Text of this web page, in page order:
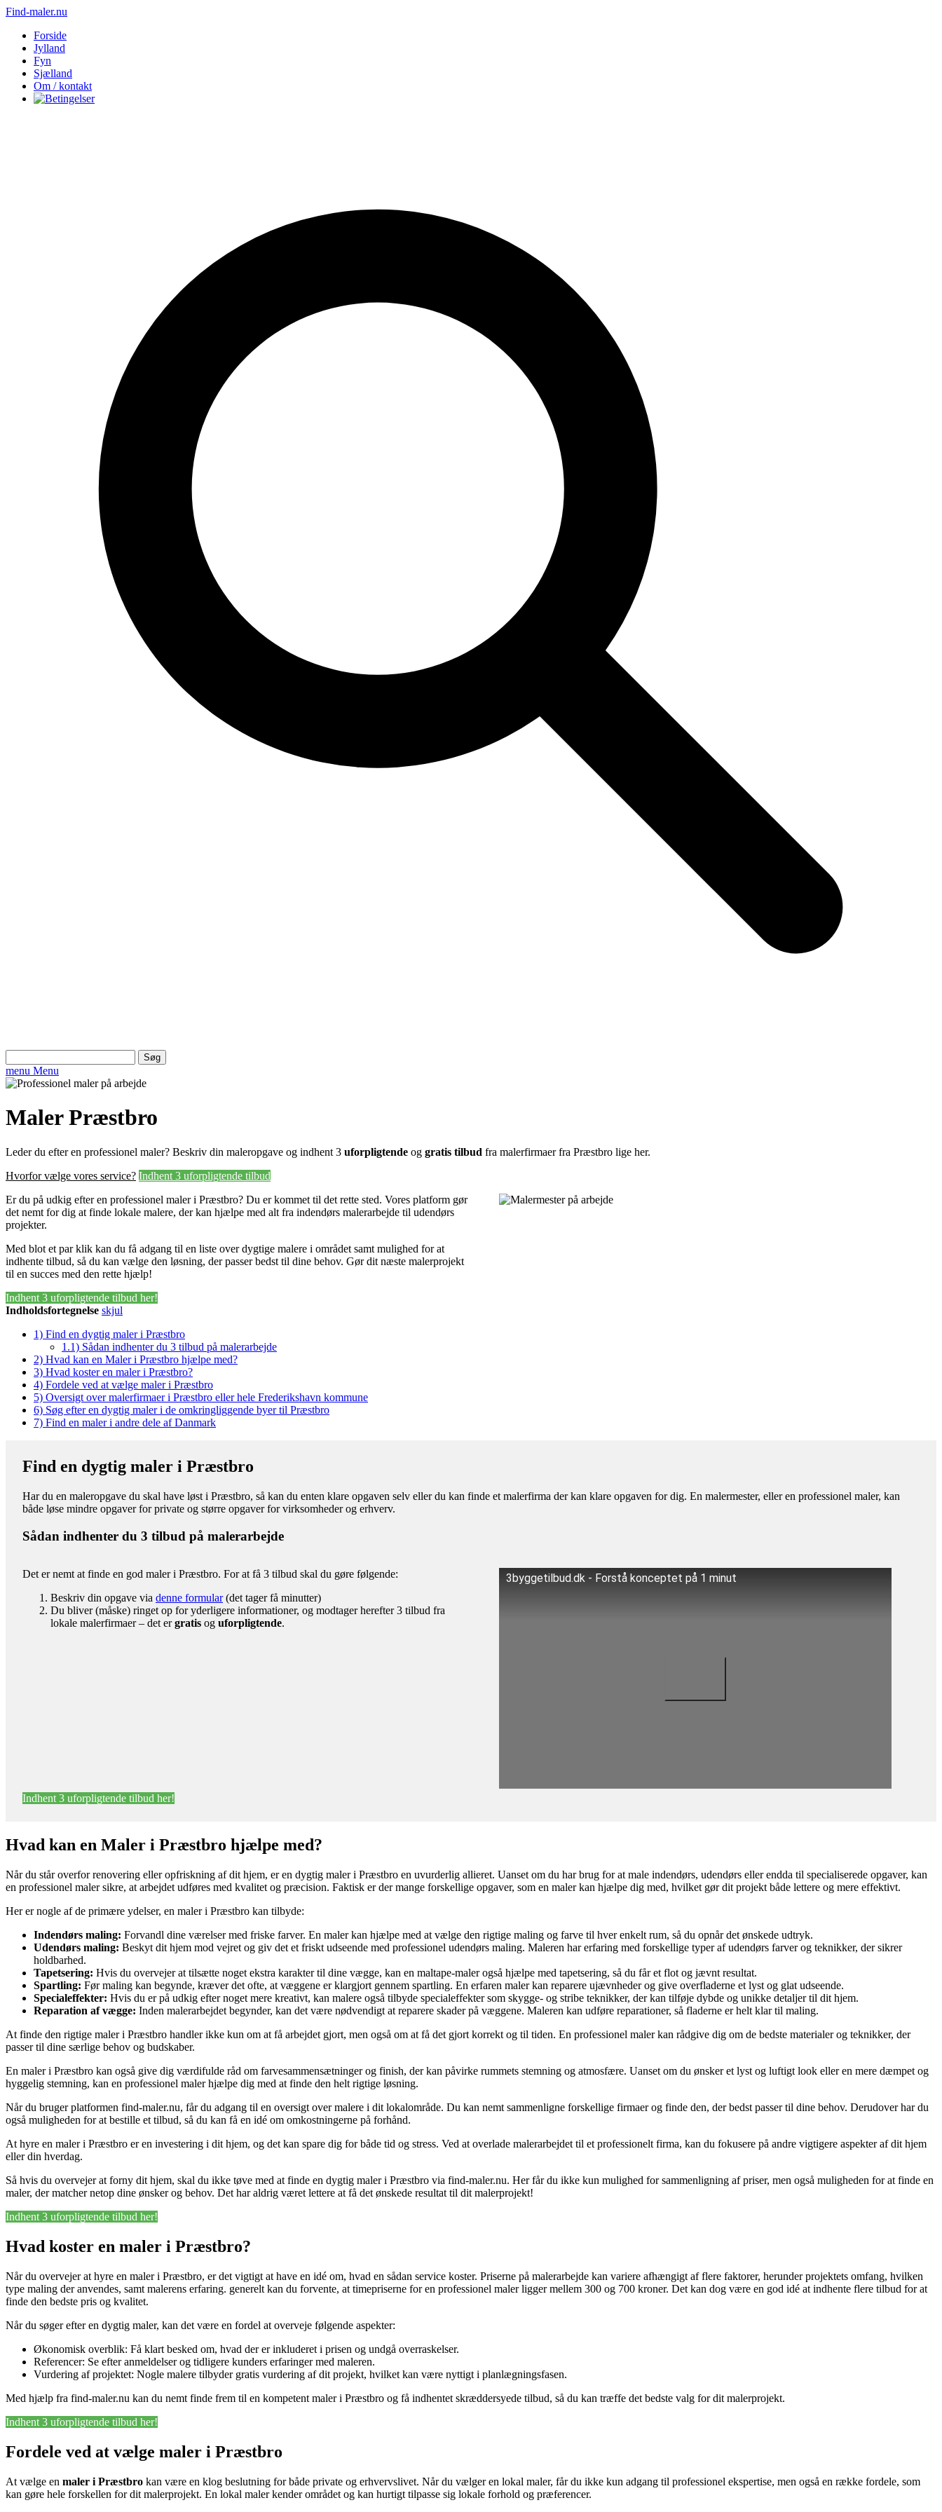
Find-maler.nu
Forside
Jylland
Fyn
Sjælland
Om / kontakt
efter:
menu Menu
Maler Præstbro
Leder du efter en professionel maler? Beskriv din maleropgave og indhent 3 uforpligtende og gratis tilbud fra malerfirmaer fra Præstbro lige her.
Hvorfor vælge vores service? Indhent 3 uforpligtende tilbud
Er du på udkig efter en professionel maler i Præstbro? Du er kommet til det rette sted. Vores platform gør
det nemt for dig at finde lokale malere, der kan hjælpe med alt fra indendørs malerarbejde til udendørs
projekter.
Med blot et par klik kan du få adgang til en liste over dygtige malere i området samt mulighed for at
indhente tilbud, så du kan vælge den løsning, der passer bedst til dine behov. Gør dit næste malerprojekt
til en succes med den rette hjælp!
Indhent 3 uforpligtende tilbud her!
Indholdsfortegnelse skjul
1) Find en dygtig maler i Præstbro
1.1) Sådan indhenter du 3 tilbud på malerarbejde
2) Hvad kan en Maler i Præstbro hjælpe med?
3) Hvad koster en maler i Præstbro?
4) Fordele ved at vælge maler i Præstbro
5) Oversigt over malerfirmaer i Præstbro eller hele Frederikshavn kommune
6) Søg efter en dygtig maler i de omkringliggende byer til Præstbro
7) Find en maler i andre dele af Danmark
Find en dygtig maler i Præstbro
Har du en maleropgave du skal have løst i Præstbro, så kan du enten klare opgaven selv eller du kan finde et malerfirma der kan klare opgaven for dig. En malermester, eller en professionel maler, kan
både løse mindre opgaver for private og større opgaver for virksomheder og erhverv.
Sådan indhenter du 3 tilbud på malerarbejde
Det er nemt at finde en god maler i Præstbro. For at få 3 tilbud skal du gøre følgende:
Beskriv din opgave via denne formular(det tager få minutter)
Du bliver (måske) ringet op for yderligere informationer, og modtager herefter 3 tilbud fra
lokale malerfirmaer – det ergratis og uforpligtende.
3byggetilbud.dk - Forstå konceptet på 1 minut
Indhent 3 uforpligtende tilbud her!
Hvad kan en Maler i Præstbro hjælpe med?
Når du står overfor renovering eller opfriskning af dit hjem, er en dygtig maler i Præstbro en uvurderlig allieret. Uanset om du har brug for at male indendørs, udendørs eller endda til specialiserede opgaver, kan
en professionel maler sikre, at arbejdet udføres med kvalitet og præcision. Faktisk er der mange forskellige opgaver, som en maler kan hjælpe dig med, hvilket gør dit projekt både lettere og mere effektivt.
Her er nogle af de primære ydelser, en maler i Præstbro kan tilbyde:
Indendørs maling: Forvandl dine værelser med friske farver. En maler kan hjælpe med at vælge den rigtige maling og farve til hver enkelt rum, så du opnår det ønskede udtryk.
Udendørs maling: Beskyt dit hjem mod vejret og giv det et friskt udseende med professionel udendørs maling. Maleren har erfaring med forskellige typer af udendørs farver og teknikker, der sikrer
holdbarhed.
Tapetsering: Hvis du overvejer at tilsætte noget ekstra karakter til dine vægge, kan en maltape-maler også hjælpe med tapetsering, så du får et flot og jævnt resultat.
Spartling: Før maling kan begynde, kræver det ofte, at væggene er klargjort gennem spartling. En erfaren maler kan reparere ujævnheder og give overfladerne et lyst og glat udseende.
Specialeffekter: Hvis du er på udkig efter noget mere kreativt, kan malere også tilbyde specialeffekter som skygge- og stribe teknikker, der kan tilføje dybde og unikke detaljer til dit hjem.
Reparation af vægge: Inden malerarbejdet begynder, kan det være nødvendigt at reparere skader på væggene. Maleren kan udføre reparationer, så fladerne er helt klar til maling.
At finde den rigtige maler i Præstbro handler ikke kun om at få arbejdet gjort, men også om at få det gjort korrekt og til tiden. En professionel maler kan rådgive dig om de bedste materialer og teknikker, der
passer til dine særlige behov og budskaber.
En maler i Præstbro kan også give dig værdifulde råd om farvesammensætninger og finish, der kan påvirke rummets stemning og atmosfære. Uanset om du ønsker et lyst og luftigt look eller en mere dæmpet og
hyggelig stemning, kan en professionel maler hjælpe dig med at finde den helt rigtige løsning.
Når du bruger platformen find-maler.nu, får du adgang til en oversigt over malere i dit lokalområde. Du kan nemt sammenligne forskellige firmaer og finde den, der bedst passer til dine behov. Derudover har du
også muligheden for at bestille et tilbud, så du kan få en idé om omkostningerne på forhånd.
At hyre en maler i Præstbro er en investering i dit hjem, og det kan spare dig for både tid og stress. Ved at overlade malerarbejdet til et professionelt firma, kan du fokusere på andre vigtigere aspekter af dit hjem
eller din hverdag.
Så hvis du overvejer at forny dit hjem, skal du ikke tøve med at finde en dygtig maler i Præstbro via find-maler.nu. Her får du ikke kun mulighed for sammenligning af priser, men også muligheden for at finde en
maler, der matcher netop dine ønsker og behov. Det har aldrig været lettere at få det ønskede resultat til dit malerprojekt!
Indhent 3 uforpligtende tilbud her!
Hvad koster en maler i Præstbro?
Når du overvejer at hyre en maler i Præstbro, er det vigtigt at have en idé om, hvad en sådan service koster. Priserne på malerarbejde kan variere afhængigt af flere faktorer, herunder projektets omfang, hvilken
type maling der anvendes, samt malerens erfaring. generelt kan du forvente, at timepriserne for en professionel maler ligger mellem 300 og 700 kroner. Det kan dog være en god idé at indhente flere tilbud for at
finde den bedste pris og kvalitet.
Når du søger efter en dygtig maler, kan det være en fordel at overveje følgende aspekter:
Økonomisk overblik: Få klart besked om, hvad der er inkluderet i prisen og undgå overraskelser.
Referencer: Se efter anmeldelser og tidligere kunders erfaringer med maleren.
Vurdering af projektet: Nogle malere tilbyder gratis vurdering af dit projekt, hvilket kan være nyttigt i planlægningsfasen.
Med hjælp fra find-maler.nu kan du nemt finde frem til en kompetent maler i Præstbro og få indhentet skræddersyede tilbud, så du kan træffe det bedste valg for dit malerprojekt.
Indhent 3 uforpligtende tilbud her!
Fordele ved at vælge maler i Præstbro
At vælge en maler i Præstbro kan være en klog beslutning for både private og erhvervslivet. Når du vælger en lokal maler, får du ikke kun adgang til professionel ekspertise, men også en række fordele, som
kan gøre hele forskellen for dit malerprojekt. En lokal maler kender området og kan hurtigt tilpasse sig lokale forhold og præferencer.